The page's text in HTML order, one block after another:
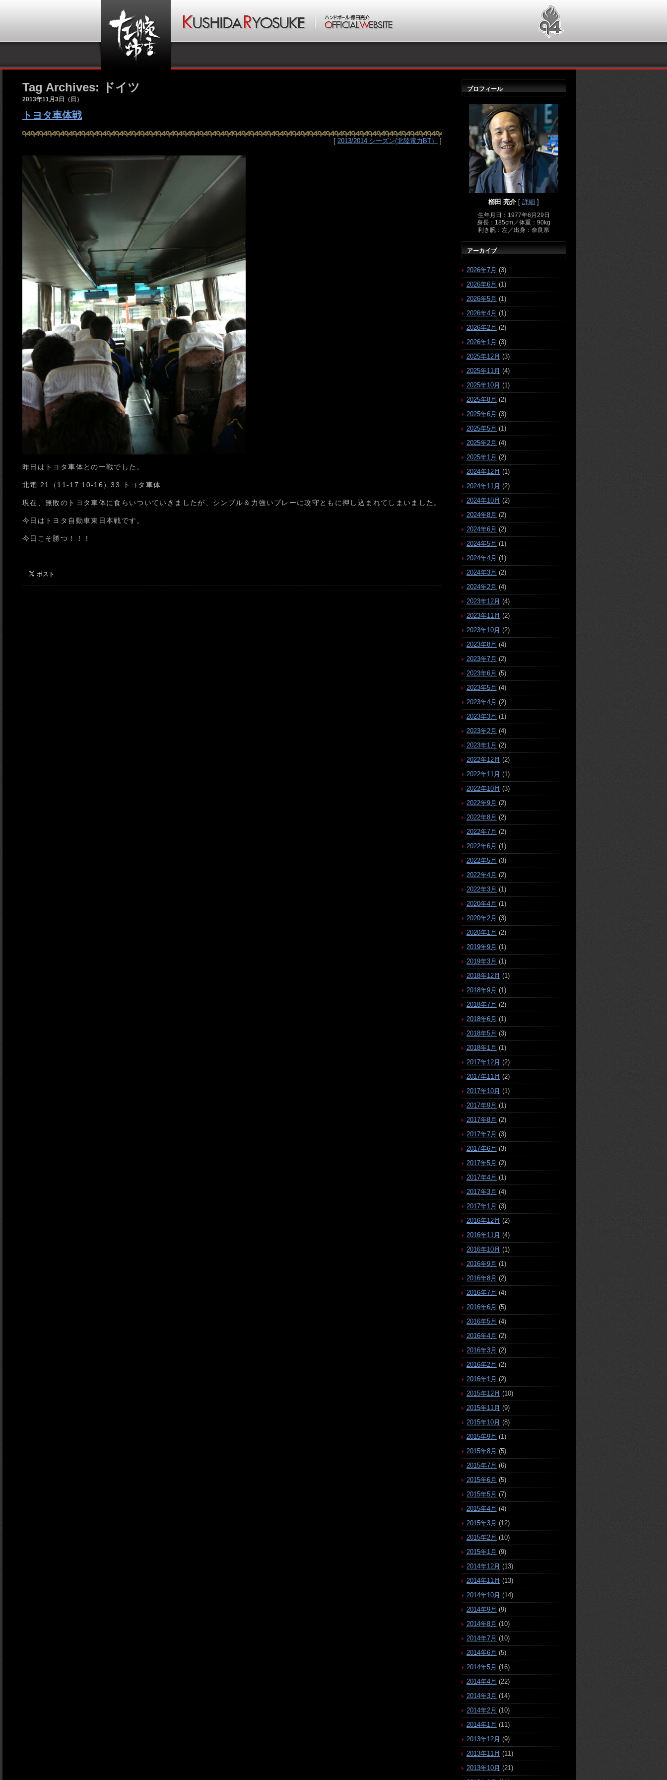
Tag Archives: ドイツ
2013年11月3日（日）
トヨタ車体戦
[ 2013/2014 シーズン(北陸電力BT） ]
昨日はトヨタ車体との一戦でした。
北電 21（11-17 10-16）33 トヨタ車体
現在、無敗のトヨタ車体に食らいついていきましたが、シンプル＆力強いプレーに攻守ともに押し込まれてしまいました。
今日はトヨタ自動車東日本戦です。
今日こそ勝つ！！！
プロフィール
櫛田 亮介 [詳細 ]
生年月日：1977年6月29日
身長：185cm／体重：90kg
利き腕：左／出身：奈良県
アーカイブ
2026年7月 (3)
2026年6月 (1)
2026年5月 (1)
2026年4月 (1)
2026年2月 (2)
2026年1月 (3)
2025年12月 (3)
2025年11月 (4)
2025年10月 (1)
2025年8月 (2)
2025年6月 (3)
2025年5月 (1)
2025年2月 (4)
2025年1月 (2)
2024年12月 (1)
2024年11月 (2)
2024年10月 (2)
2024年8月 (2)
2024年6月 (2)
2024年5月 (1)
2024年4月 (1)
2024年3月 (2)
2024年2月 (4)
2023年12月 (4)
2023年11月 (2)
2023年10月 (2)
2023年8月 (4)
2023年7月 (2)
2023年6月 (5)
2023年5月 (4)
2023年4月 (2)
2023年3月 (1)
2023年2月 (4)
2023年1月 (2)
2022年12月 (2)
2022年11月 (1)
2022年10月 (3)
2022年9月 (2)
2022年8月 (2)
2022年7月 (2)
2022年6月 (1)
2022年5月 (3)
2022年4月 (2)
2022年3月 (1)
2020年4月 (1)
2020年2月 (3)
2020年1月 (2)
2019年9月 (1)
2019年3月 (1)
2018年12月 (1)
2018年9月 (1)
2018年7月 (2)
2018年6月 (1)
2018年5月 (3)
2018年1月 (1)
2017年12月 (2)
2017年11月 (2)
2017年10月 (1)
2017年9月 (1)
2017年8月 (2)
2017年7月 (3)
2017年6月 (3)
2017年5月 (2)
2017年4月 (1)
2017年3月 (4)
2017年1月 (3)
2016年12月 (2)
2016年11月 (4)
2016年10月 (1)
2016年9月 (1)
2016年8月 (2)
2016年7月 (4)
2016年6月 (5)
2016年5月 (4)
2016年4月 (2)
2016年3月 (2)
2016年2月 (2)
2016年1月 (2)
2015年12月 (10)
2015年11月 (9)
2015年10月 (8)
2015年9月 (1)
2015年8月 (5)
2015年7月 (6)
2015年6月 (5)
2015年5月 (7)
2015年4月 (4)
2015年3月 (12)
2015年2月 (10)
2015年1月 (9)
2014年12月 (13)
2014年11月 (13)
2014年10月 (14)
2014年9月 (9)
2014年8月 (10)
2014年7月 (10)
2014年6月 (5)
2014年5月 (16)
2014年4月 (22)
2014年3月 (14)
2014年2月 (10)
2014年1月 (11)
2013年12月 (9)
2013年11月 (11)
2013年10月 (21)